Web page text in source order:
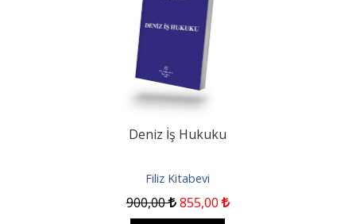
Deniz İş Hukuku
Filiz Kitabevi
900,00 855,00